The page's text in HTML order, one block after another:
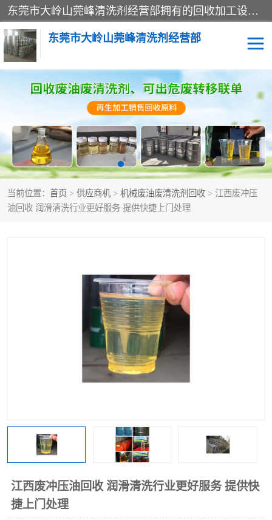
东莞市大岭山莞峰清洗剂经营部拥有的回收加工设备，大量废油回收、废清洗剂回收、废溶剂油回收、机械废油废清洗剂回收、废碳氢回收、碳氢液压油回收、碳氢二氯回收等废清洗剂处理；我们只是提供废旧化工原料的循环使用存放点，执行正规的存放，有正规的回收资质处理。同时我们公司批发零售回收级清洗剂，脱模油再生基础油，质量保证。
东莞市大岭山莞峰清洗剂经营部
当前位置： 首页 > 供应商机 > 机械废油废清洗剂回收 > 江西废冲压
油回收 润滑清洗行业更好服务 提供快捷上门处理
江西废冲压油回收 润滑清洗行业更好服务 提供快
捷上门处理
废清洗剂回收
废溶剂油回收 机械废油废清洗剂回收
废碳氢回收 碳氢液压油回收
碳氢二氯回收 回收废三四氯乙烯
上门回收废清洗剂